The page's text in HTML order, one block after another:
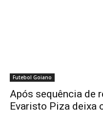
Futebol Goiano
Após sequência de
Evaristo Piza deixa